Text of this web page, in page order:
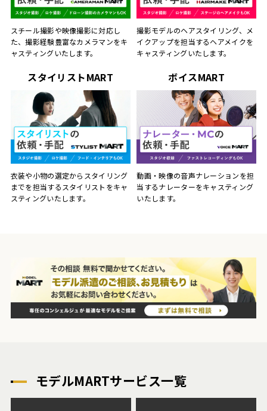
スチール撮影や映像撮影に対応し
た、撮影経験豊富なカメラマンをキ
ャスティングいたします。
撮影モデルのヘアスタイリング、メ
イクアップを担当するヘアメイクを
キャスティングいたします。
スタイリストMART
衣装や小物の選定からスタイリング
までを担当するスタイリストをキャ
スティングいたします。
ボイスMART
動画・映像の音声ナレーションを担
当するナレーターをキャスティング
いたします。
モデルMARTサービス一覧